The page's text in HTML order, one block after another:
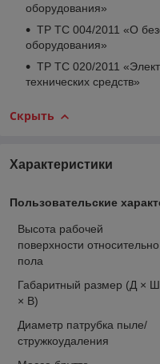
оборудования»
ТР ТС 004/2011 «О
оборудования»
ТР ТС 020/2011
технических средств»
Скрыть
Характеристики
Пользовательские
Высота рабочей
поверхности относительно
пола
Габаритный размер (Д × Ш
× В)
Диаметр патрубка пыле/
стружкоудаления